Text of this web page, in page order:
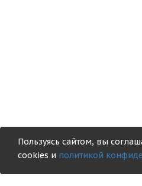
Пользуясь сайтом, вы
cookies и политикой